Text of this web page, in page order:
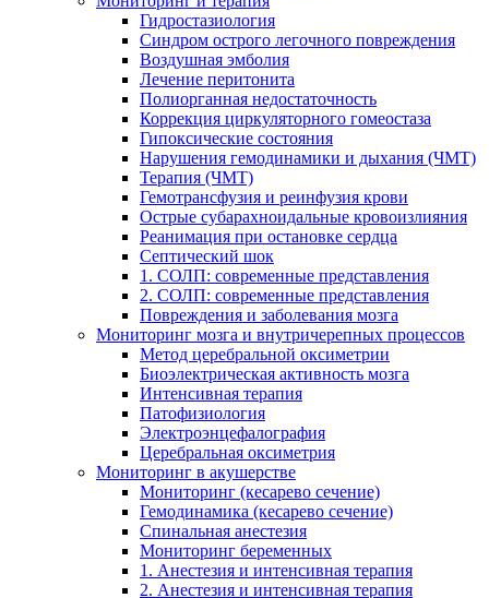
Гидростазиология
Cиндром острого легочного повреждения
Воздушная эмболия
Лечение перитонита
Полиорганная недостаточность
Коррекция циркуляторного гомеостаза
Гипоксические состояния
Нарушения гемодинамики и дыхания (ЧМТ)
Терапия (ЧМТ)
Гемотрансфузия и реинфузия крови
Острые субарахноидальные кровоизлияния
Реанимация при остановке сердца
Септический шок
1. СОЛП: современные представления
2. СОЛП: современные представления
Повреждения и заболевания мозга
Мониторинг мозга и внутричерепных процессов
Метод церебральной оксиметрии
Биоэлектрическая активность мозга
Интенсивная терапия
Патофизиология
Электроэнцефалография
Церебральная оксиметрия
Мониторинг в акушерстве
Мониторинг (кесарево сечение)
Гемодинамика (кесарево сечение)
Спинальная анестезия
Мониторинг беременных
1. Анестезия и интенсивная терапия
2. Анестезия и интенсивная терапия